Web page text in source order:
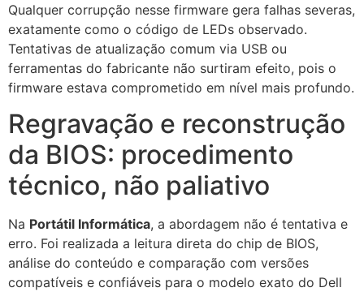
Qualquer corrupção nesse firmware gera falhas severas,
exatamente como o código de LEDs observado.
Tentativas de atualização comum via USB ou
ferramentas do fabricante não surtiram efeito, pois o
firmware estava comprometido em nível mais profundo.
Regravação e reconstrução
da BIOS: procedimento
técnico, não paliativo
Na Portátil Informática, a abordagem não é tentativa e
erro. Foi realizada a leitura direta do chip de BIOS,
análise do conteúdo e comparação com versões
compatíveis e confiáveis para o modelo exato do Dell